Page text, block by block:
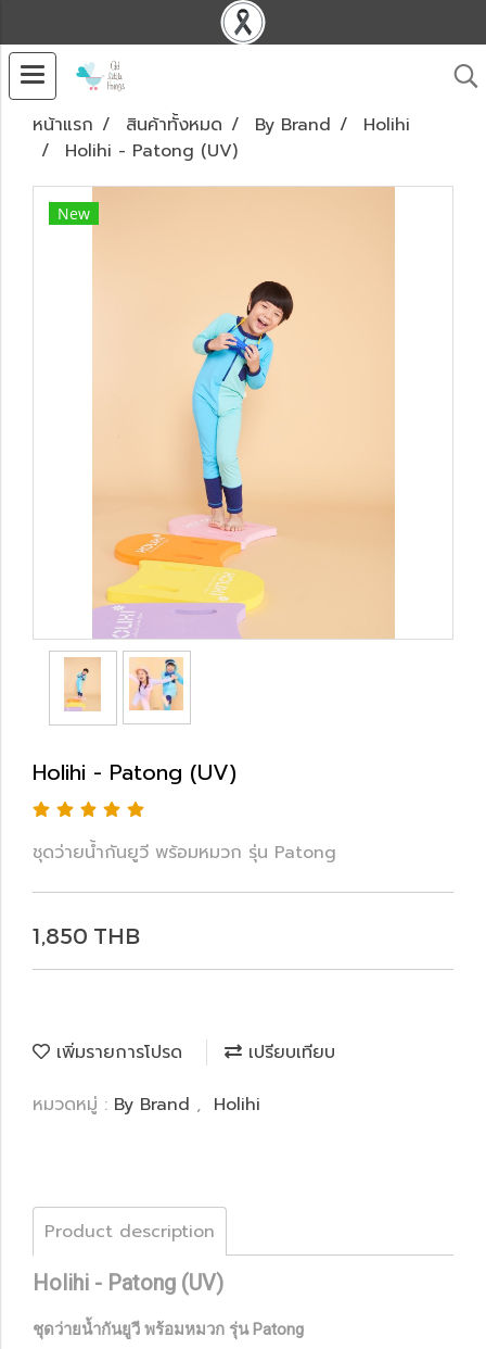
หน้าแรก สินค้าทั้งหมด By Brand
Holihi
Holihi - Patong (UV)
New
Holihi - Patong (UV)
ชุดว่ายน้ำกันยูวี พร้อมหมวก รุ่น Patong
1,850 THB
เพิ่มรายการโปรด
เปรียบเทียบ
หมวดหมู่ : By Brand , Holihi
Product description
Holihi - Patong (UV)
ชุดว่ายน้ำกันยูวี พร้อมหมวก รุ่น Patong